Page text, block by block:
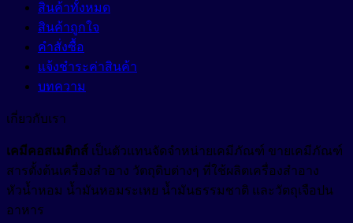
สินค้าทั้งหมด
สินค้าถูกใจ
คำสั่งซื้อ
แจ้งชำระค่าสินค้า
บทความ
เกี่ยวกับเรา
เคมีคอสเมติกส์ เป็นตัวแทนจัดจำหน่ายเคมีภัณฑ์ ขายเคมีภัณฑ์
สารตั้งต้นเครื่องสำอาง วัตถุดิบต่างๆ ที่ใช้ผลิตเครื่องสำอาง
หัวน้ำหอม น้ำมันหอมระเหย น้ำมันธรรมชาติ และวัตถุเจือปน
อาหาร